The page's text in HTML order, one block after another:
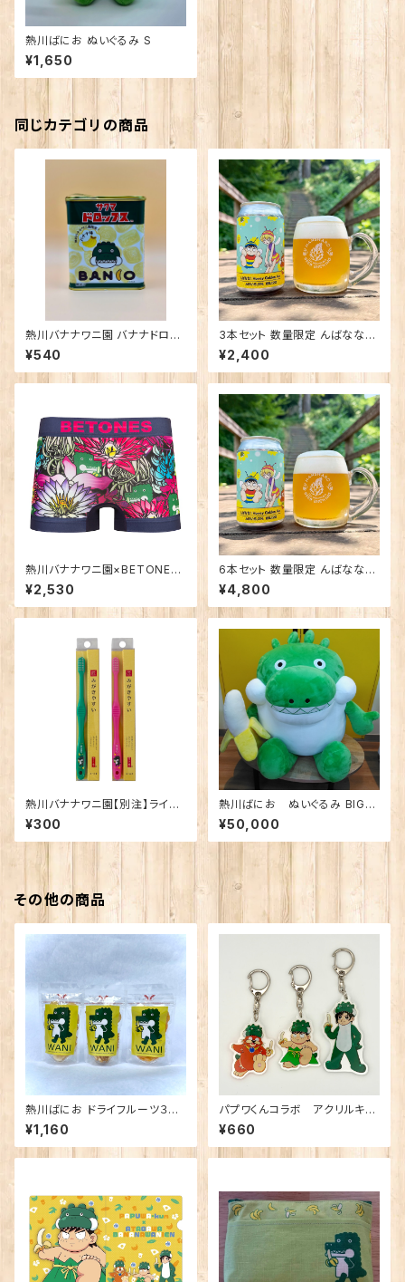
熱川ばにお ぬいぐるみ S
¥1,650
同じカテゴリの商品
熱川バナナワニ園 バナナドロッ
プス※チルド商品との同梱非推
奨
¥540
3本セット 数量限定 んばなな！
Honey Golden Ale
¥2,400
熱川バナナワニ園×BETONES
熱川ばにお NAVY
¥2,530
6本セット 数量限定 んばなな！
Honey Golden Ale
¥4,800
熱川バナナワニ園【別注】ライフ
レンジ 磨きやすい歯ブラシ 極
（ばにお柄）子供用
¥300
熱川ばにお ぬいぐるみ BIG
※送料込み・メーカー直送のた
め、他の商品とは一緒にご注文
いただけません。
¥50,000
その他の商品
熱川ばにお ドライフルーツ３種
セット
¥1,160
パプワくんコラボ アクリルキー
ホルダー
¥660